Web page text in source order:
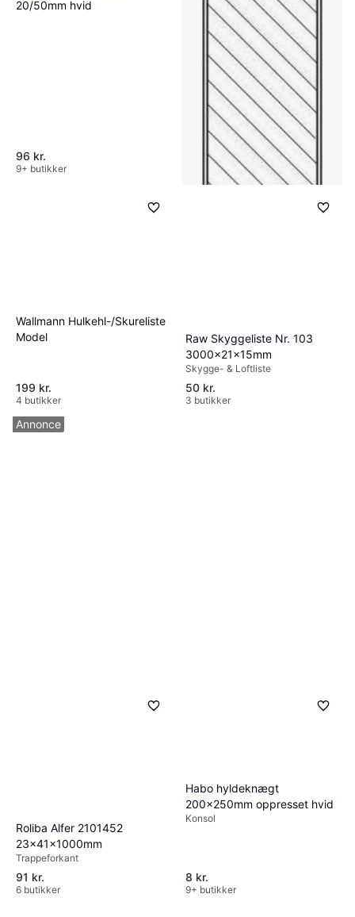
20/50mm hvid
96 kr.
9+ butikker
Fodliste
83 kr.
2 butikker
Wallmann Hulkehl-/Skureliste
Model
199 kr.
4 butikker
Raw Skyggeliste Nr. 103
3000x21x15mm
Skygge- & Loftliste
50 kr.
3 butikker
Roliba Alfer 2101452
23x41x1000mm
Trappeforkant
91 kr.
6 butikker
Habo hyldeknægt
200x250mm oppresset hvid
Konsol
8 kr.
9+ butikker
Annonce